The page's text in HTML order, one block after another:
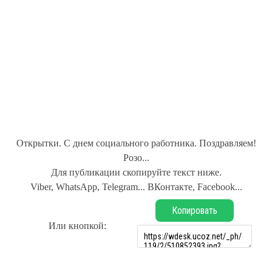
Открытки. С днем социального работника. Поздравляем!
Розо...
Для публикации скопируйте текст ниже.
Viber, WhatsApp, Telegram... ВКонтакте, Facebook...
Или кнопкой:
Копировать